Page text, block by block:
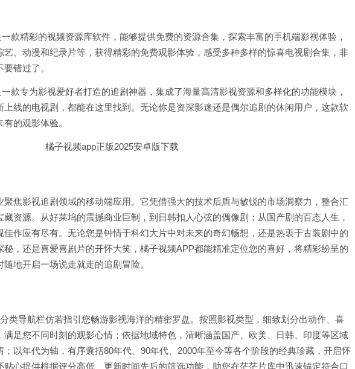
款精彩的视频资源库软件，能够提供免费的资源合集，探索丰富的手机端影视体验，
、动漫和纪录片等，获得精彩的免费观影体验，感受多种多样的惊喜电视剧合集，非
错过了。
款专为影视爱好者打造的追剧神器，集成了海量高清影视资源和多样化的功能模块，
线的电视剧，都能在这里找到。无论你是资深影迷还是偶尔追剧的休闲用户，这款软
的观影体验。
焦影视追剧领域的移动端应用。它凭借强大的技术后盾与敏锐的市场洞察力，整合汇
资源。从好莱坞的震撼商业巨制，到日韩扣人心弦的偶像剧；从国产剧的百态人生，
作应有尽有。无论您是钟情于科幻大片中对未来的奇幻畅想，还是热衷于古装剧中的
，还是喜爱喜剧片的开怀大笑，橘子视频APP都能精准定位您的喜好，将精彩纷呈的
地开启一场说走就走的追剧冒险。
类导航栏仿若指引您畅游影视海洋的精密罗盘。按照影视类型，细致划分出动作、喜
足您不同时刻的观影心情；依据地域特色，清晰涵盖国产、欧美、日韩、印度等区域
以年代为轴，有序囊括80年代、90年代、2000年至今等各个阶段的经典珍藏，开启怀
贴心提供根据评分高低、更新时间先后的筛选功能，助您在茫茫片库中迅速锚定符合口